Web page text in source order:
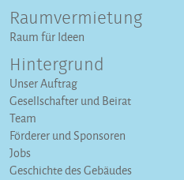
Raumvermietung
Raum für Ideen
Hintergrund
Unser Auftrag
Gesellschafter und Beirat
Team
Förderer und Sponsoren
Jobs
Geschichte des Gebäudes